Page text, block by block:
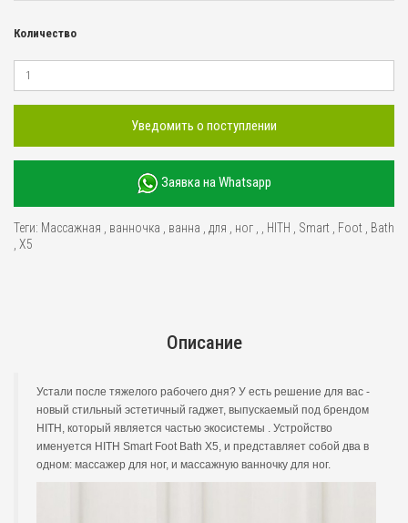
Количество
Уведомить о поступлении
Заявка на Whatsapp
Теги: Массажная ванночка ванна для ног HITH Smart Foot
Bath
X5
Описание
Устали после тяжелого рабочего дня? У есть решение для вас -
новый стильный эстетичный гаджет, выпускаемый под брендом
HITH, который является частью экосистемы . Устройство
именуется HITH Smart Foot Bath X5, и представляет собой два в
одном: массажер для ног, и массажную ванночку для ног.